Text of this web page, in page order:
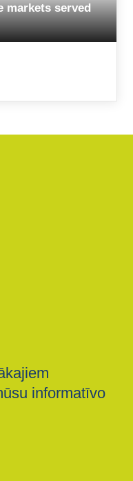
markets served
informatīvo